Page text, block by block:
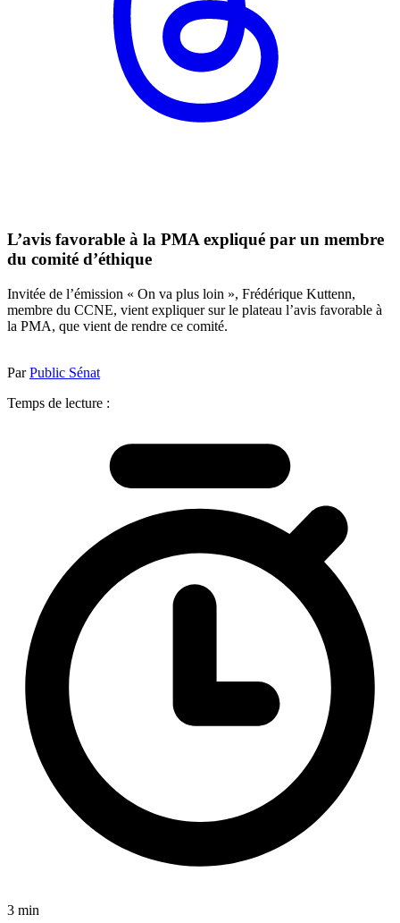
L’avis favorable à la PMA expliqué par un membre
du comité d’éthique
Invitée de l’émission « On va plus loin », Frédérique Kuttenn,
membre du CCNE, vient expliquer sur le plateau l’avis favorable à
la PMA, que vient de rendre ce comité.
ParPublic Sénat
Temps de lecture :
3 min